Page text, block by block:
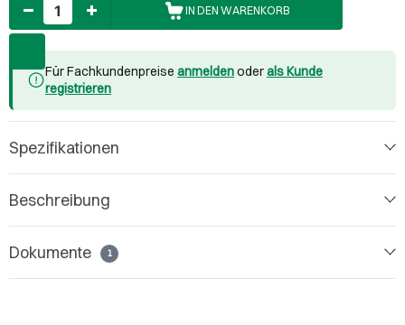
IN DEN WARENKORB
Für Fachkundenpreise anmeldenoderals Kunde
registrieren
Spezifikationen
Beschreibung
Dokumente 1